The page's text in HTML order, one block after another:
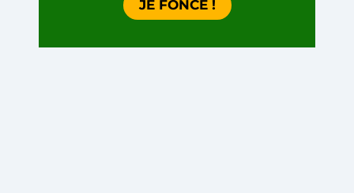
JE FONCE !